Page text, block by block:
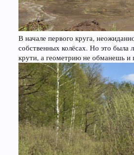
В начале первого круга,
собственных колёсах. Но это была
крути, а геометрию не обманешь и